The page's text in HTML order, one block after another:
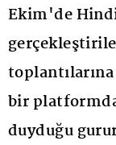
Ekim'de
bir
duyduğu